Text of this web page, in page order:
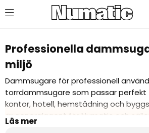
Professionella
miljö
Dammsugare för professionell
torrdammsugare som passar perfekt
kontor, hotell, hemstädning och
är generalagent för Numatic och
dammsugarna Henry och Hetty.